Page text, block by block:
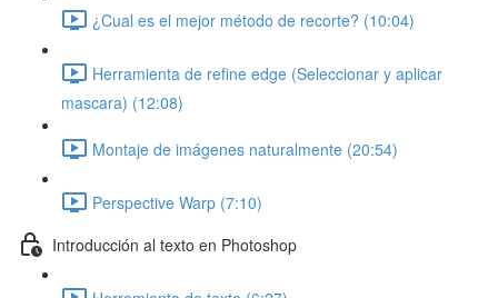
¿Cual es el mejor método de recorte? (10:04)
Herramienta de refine edge (Seleccionar y aplicar
mascara) (12:08)
Montaje de imágenes naturalmente (20:54)
Perspective Warp (7:10)
Introducción al texto en Photoshop